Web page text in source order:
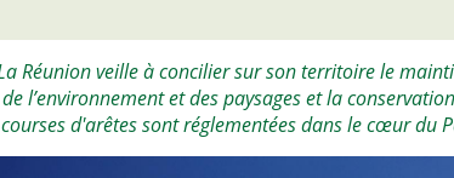
Réunion veille à concilier sur son territoire le
l’environnement et des paysages et la
d'arêtes sont réglementées dans le cœur du